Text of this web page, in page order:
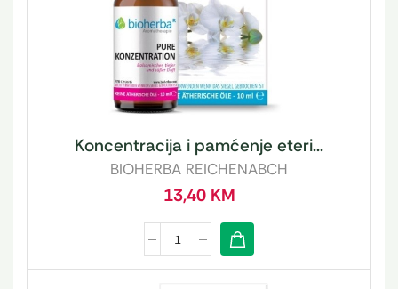
Koncentracija i pamćenje eteri...
BIOHERBA REICHENABCH
13,40 KM